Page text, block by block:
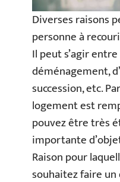
Diverses raisons
personne à
Il peut s’agir entre
déménagement,
succession, etc.
logement est
pouvez être très
importante
Raison pour
souhaitez faire